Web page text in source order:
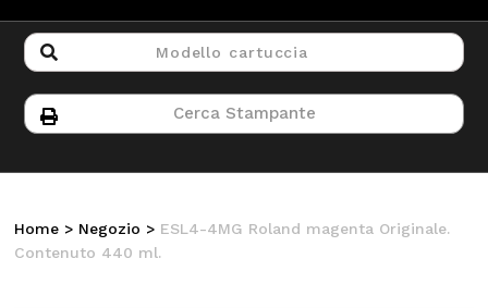
Home > Negozio > ESL4-4MG Roland magenta Originale.
Contenuto 440 ml.